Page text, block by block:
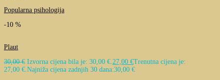
Popularna psihologija
-10 %
Plaut
30,00€ Izvorna cijena bila je: 30,00 €.27,00 €Trenutna cijena je:
27,00 €.Najniža cijena zadnjih 30 dana:30,00 €